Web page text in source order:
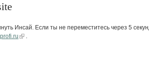
Инсай. Если ты не переместитесь через 5